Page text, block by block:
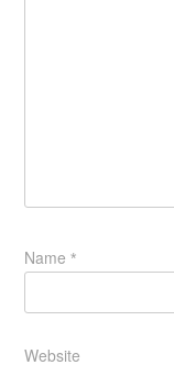
Name*
Website